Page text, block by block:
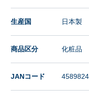
生産国 日本製
商品区分 化粧品
JANコード